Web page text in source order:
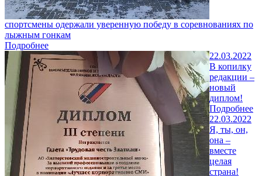
спортсмены одержали уверенную победу в соревнованиях по
лыжным гонкам
Подробнее
22.03.2022
В копилку
редакции –
новый
диплом!
Подробнее
22.03.2022
Я, ты, он,
она –
вместе
целая
страна!